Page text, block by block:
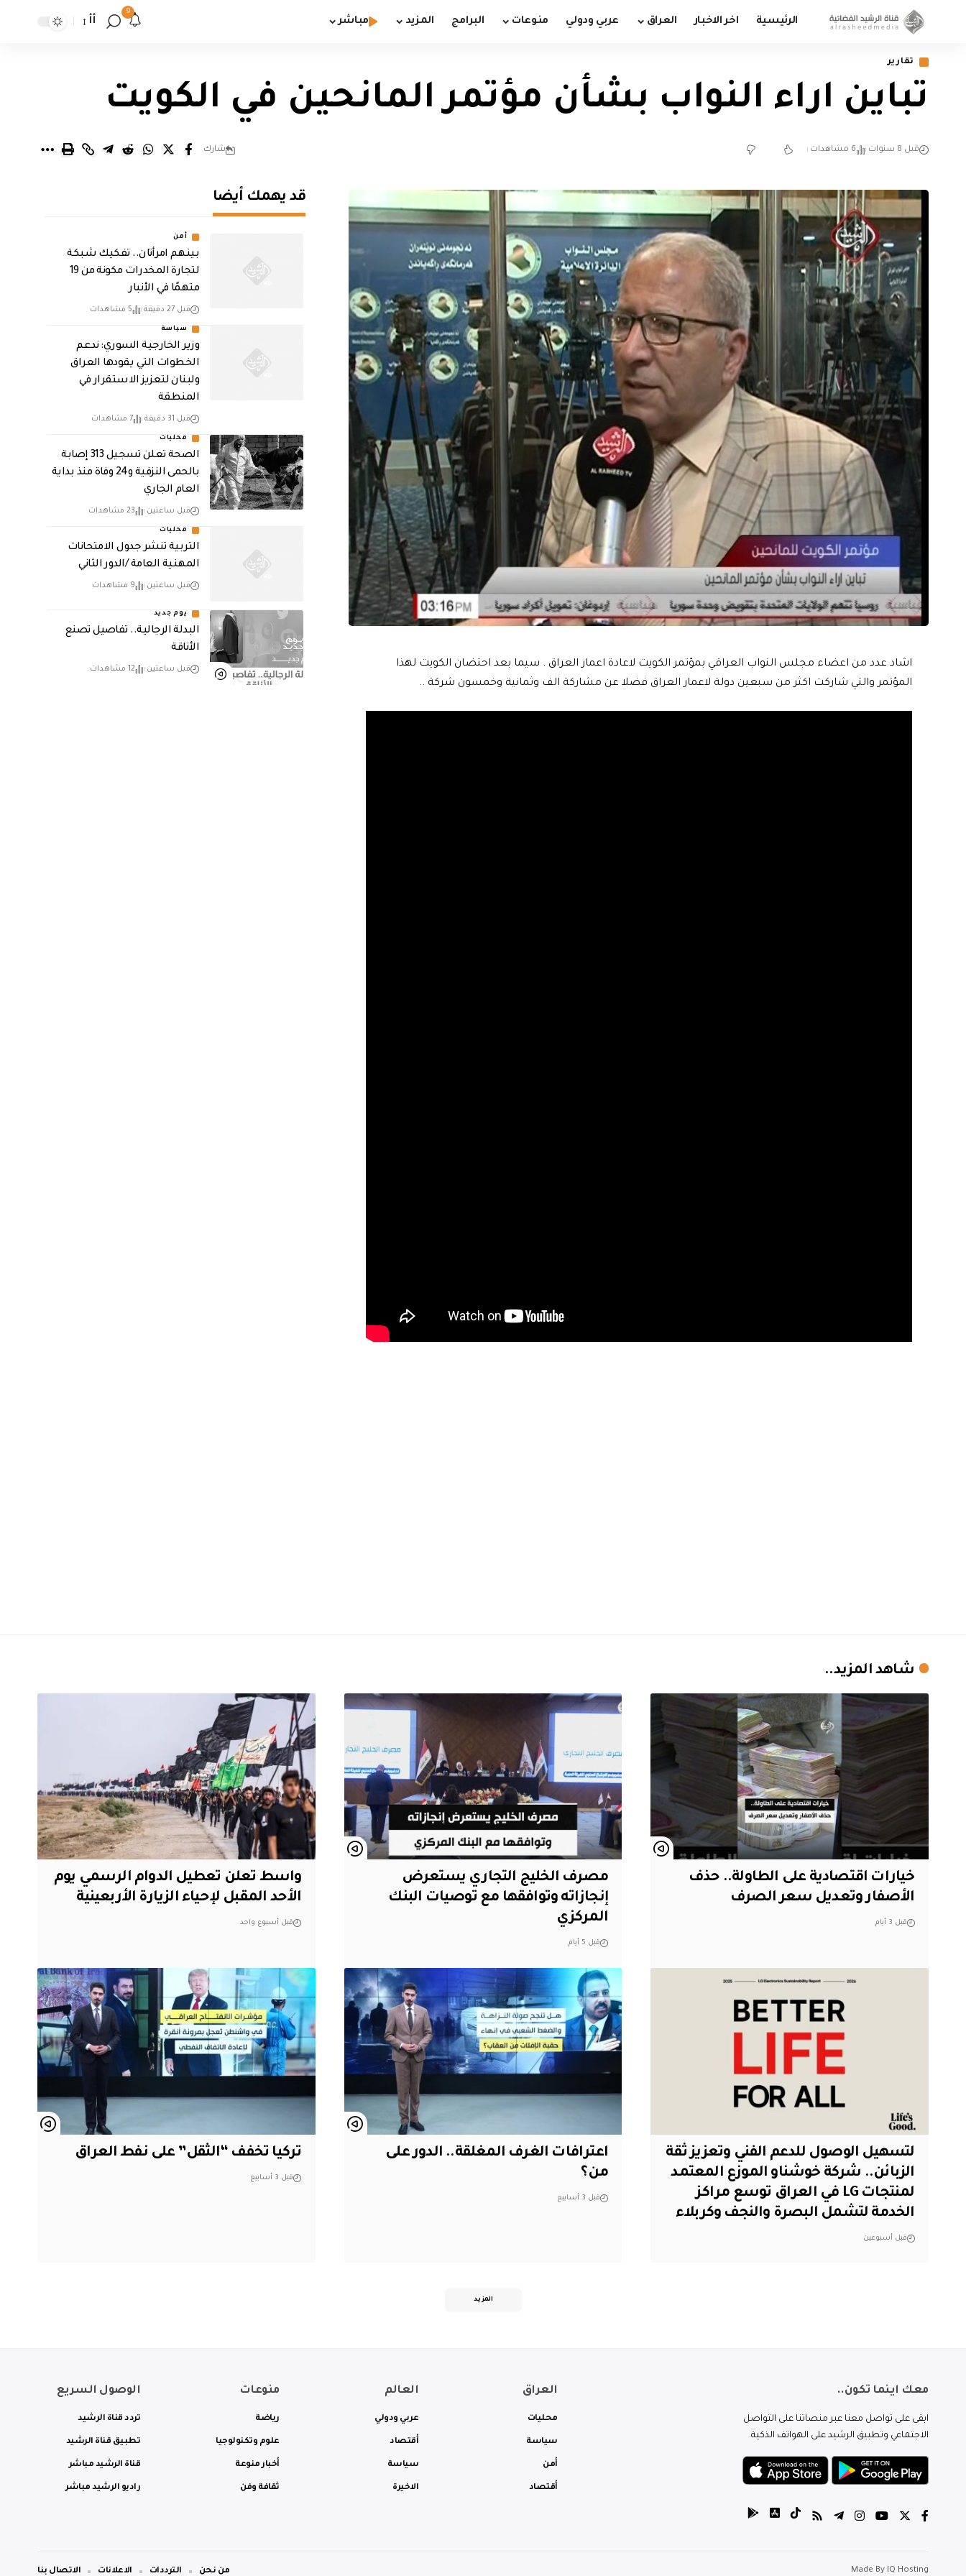
الرئيسية اخر الاخبار العراق عربي ودولي منوعات البرامج المزيد مباشر
9
أأ
تقارير
تباين اراء النواب بشأن مؤتمر المانحين في الكويت
قبل 8 سنوات 6 مشاهدات شارك
اشاد عدد من اعضاء مجلس النواب العراقي بمؤتمر الكويت لاعادة اعمار العراق . سيما بعد احتضان الكويت لهذا
المؤتمر والتي شاركت اكثر من سبعين دولة لاعمار العراق فضلا عن مشاركة الف وثمانية وخمسون شركة ..
قد يهمك أيضا
أمن
بينهم امرأتان.. تفكيك شبكة
لتجارة المخدرات مكونة من 19
متهمًا في الأنبار
قبل 27 دقيقة 5 مشاهدات
سياسة
وزير الخارجية السوري: ندعم
الخطوات التي يقودها العراق
ولبنان لتعزيز الاستقرار في
المنطقة
قبل 31 دقيقة 7 مشاهدات
محليات
الصحة تعلن تسجيل 313 إصابة
بالحمى النزفية و24 وفاة منذ بداية
العام الجاري
قبل ساعتين 23 مشاهدات
محليات
التربية تنشر جدول الامتحانات
المهنية العامة /الدور الثاني
قبل ساعتين 9 مشاهدات
يوم جديد
البدلة الرجالية.. تفاصيل تصنع
الأناقة
قبل ساعتين 12 مشاهدات
شاهد المزيد..
خيارات اقتصادية على الطاولة.. حذف
الأصفار وتعديل سعر الصرف
قبل 3 أيام
مصرف الخليج التجاري يستعرض
إنجازاته وتوافقها مع توصيات البنك
المركزي
قبل 5 أيام
واسط تعلن تعطيل الدوام الرسمي يوم
الأحد المقبل لإحياء الزيارة الأربعينية
قبل أسبوع واحد
لتسهيل الوصول للدعم الفني وتعزيز ثقة
الزبائن.. شركة خوشناو الموزع المعتمد
لمنتجات LG في العراق توسع مراكز
الخدمة لتشمل البصرة والنجف وكربلاء
قبل أسبوعين
اعترافات الغرف المغلقة.. الدور على
من؟
قبل 3 أسابيع
تركيا تخفف “الثقل” على نفط العراق
قبل 3 أسابيع
المزيد
معك اينما تكون..
ابقى على تواصل معنا عبر منصاتنا على التواصل
الاجتماعي وتطبيق الرشيد على الهواتف الذكية.
العراق
محليات
سياسة
أمن
أقتصاد
العالم
عربي ودولي
أقتصاد
سياسة
الاخيرة
منوعات
رياضة
علوم وتكنولوجيا
أخبار منوعة
ثقافة وفن
الوصول السريع
تردد قناة الرشيد
تطبيق قناة الرشيد
قناة الرشيد مباشر
راديو الرشيد مباشر
Made By IQ Hosting من نحن الترددات الاعلانات الاتصال بنا